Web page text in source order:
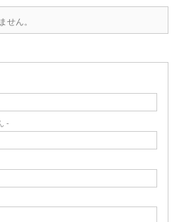
せん。
-